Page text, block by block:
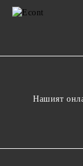
Нашият